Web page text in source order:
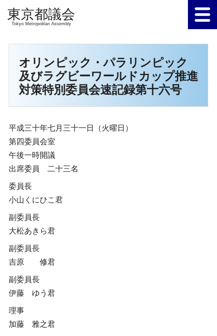
Tokyo Metropolitan Assembly
オリンピック・パラリンピック
及びラグビーワールドカップ推進
対策特別委員会速記録第十六号
平成三十年七月三十一日（火曜日）
第四委員会室
午後一時開議
出席委員 二十三名
委員長
小山くにひこ君
副委員長
大松あきら君
副委員長
吉原 修君
副委員長
伊藤 ゆう君
理事
加藤 雅之君